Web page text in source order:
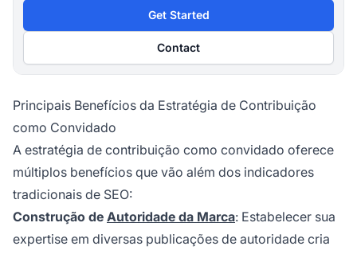
Get Started
Contact
Principais Benefícios da Estratégia de Contribuição
como Convidado
A estratégia de contribuição como convidado oferece
múltiplos benefícios que vão além dos indicadores
tradicionais de SEO:
Construção de Autoridade da Marca: Estabelecer sua
expertise em diversas publicações de autoridade cria